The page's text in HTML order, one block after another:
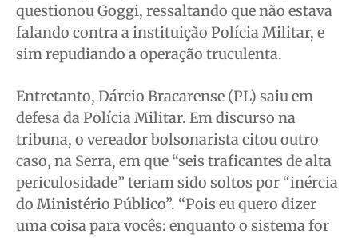
questionou Goggi, ressaltando que não estava
falando contra a instituição Polícia Militar, e
sim repudiando a operação truculenta.
Entretanto, Dárcio Bracarense (PL) saiu em
defesa da Polícia Militar. Em discurso na
tribuna, o vereador bolsonarista citou outro
caso, na Serra, em que “seis traficantes de alta
periculosidade” teriam sido soltos por “inércia
do Ministério Público”. “Pois eu quero dizer
uma coisa para vocês: enquanto o sistema for